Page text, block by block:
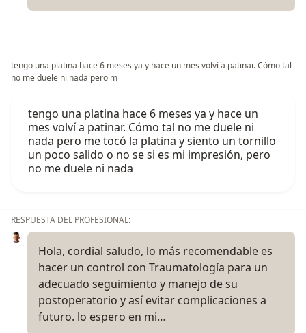
tengo una platina hace 6 meses ya y hace un mes volví a patinar. Cómo tal
no me duele ni nada pero m
tengo una platina hace 6 meses ya y hace un
mes volví a patinar. Cómo tal no me duele ni
nada pero me tocó la platina y siento un tornillo
un poco salido o no se si es mi impresión, pero
no me duele ni nada
RESPUESTA DEL PROFESIONAL:
Hola, cordial saludo, lo más recomendable es
hacer un control con Traumatología para un
adecuado seguimiento y manejo de su
postoperatorio y así evitar complicaciones a
futuro. lo espero en mi…